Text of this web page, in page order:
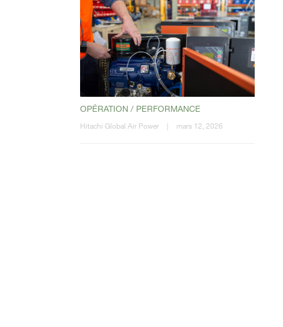
OPÉRATION / PERFORMANCE
Hitachi Global Air Power | mars 12, 2026